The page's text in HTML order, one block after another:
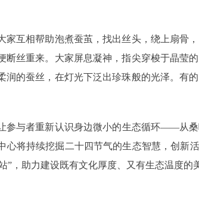
互相帮助泡煮蚕茧，找出丝头，绕上扇骨
断丝重来。大家屏息凝神，指尖穿梭于晶莹
润的蚕丝，在灯光下泛出珍珠般的光泽。有
与者重新认识身边微小的生态循环——从桑
将持续挖掘二十四节气的生态智慧，创新
，助力建设既有文化厚度、又有生态温度的